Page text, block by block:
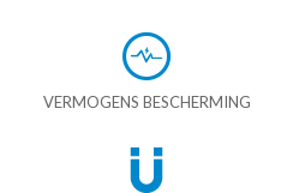
VERMOGENS BESCHERMING